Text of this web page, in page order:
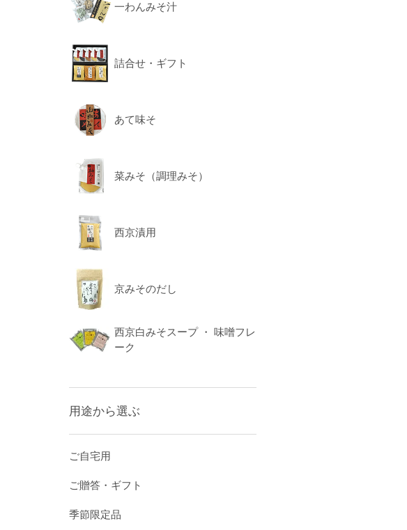
一わんみそ汁
詰合せ・ギフト
あて味そ
菜みそ（調理みそ）
西京漬用
京みそのだし
西京白みそスープ ・ 味噌フレ
ーク
用途から選ぶ
ご自宅用
ご贈答・ギフト
季節限定品